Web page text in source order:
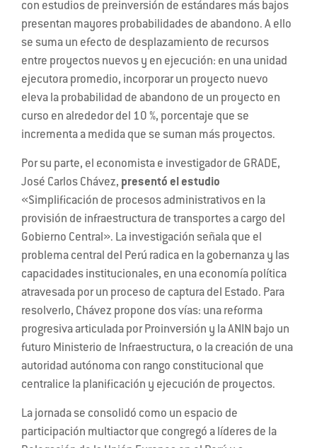
con estudios de preinversión de estándares más bajos
presentan mayores probabilidades de abandono. A ello
se suma un efecto de desplazamiento de recursos
entre proyectos nuevos y en ejecución: en una unidad
ejecutora promedio, incorporar un proyecto nuevo
eleva la probabilidad de abandono de un proyecto en
curso en alrededor del 10 %, porcentaje que se
incrementa a medida que se suman más proyectos.
Por su parte, el economista e investigador de GRADE,
José Carlos Chávez, presentó el estudio
«Simplificación de procesos administrativos en la
provisión de infraestructura de transportes a cargo del
Gobierno Central». La investigación señala que el
problema central del Perú radica en la gobernanza y las
capacidades institucionales, en una economía política
atravesada por un proceso de captura del Estado. Para
resolverlo, Chávez propone dos vías: una reforma
progresiva articulada por Proinversión y la ANIN bajo un
futuro Ministerio de Infraestructura, o la creación de una
autoridad autónoma con rango constitucional que
centralice la planificación y ejecución de proyectos.
La jornada se consolidó como un espacio de
participación multiactor que congregó a líderes de la